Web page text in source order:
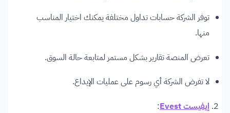
توفر الشركة حسابات تداول مختلفة يمكنك اختيار المناسب
منها.
تعرض المنصة تقارير بشكل مستمر لمتابعة حالة السوق.
لا تفرض الشركة أي رسوم على عمليات الإيداع.
إيفيست Evest
: